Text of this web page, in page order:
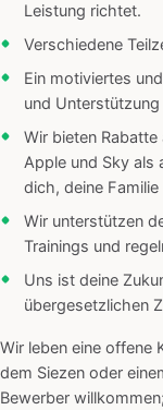
Leistung richtet.
Verschiedene
Ein motiviertes
und
Wir bieten
Apple und Sky als
dich, deine
Wir unterstützen
Trainings und
Uns ist deine
übergesetzlichen
Wir leben eine offene
dem Siezen oder
Bewerber